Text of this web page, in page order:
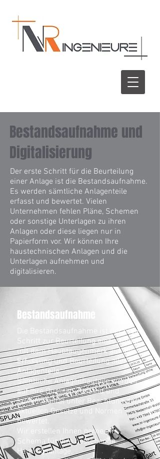
Bestandsaufnahme und
Digitalisierung
Der erste Schritt für die Beurteilung
einer Anlage ist die Bestandsaufnahme.
Es werden sämtliche Anlagenteile
erfasst und bewertet. Vielen
Unternehmen fehlen Pläne, Schemen
oder sonstige Unterlagen zu ihren
Anlagen oder diese liegen nur in
Papierform vor. Wir können Ihre
haustechnischen Anlagen und die
Unterlagen aufnehmen und
digitalisieren.
Bestandsaufnahme
Die Bestandsaufnahme ist der erste
Schritt zur Beurteilung einer Anlage
mit dem Hauptaugenmerk auf die
Erfassung und Beurteilung aller
Anlagenteile.
Sämtliche Anlagenbauteile werden
auf Ihre Qualität, Zustand und
Funktionalität unter Beachtung der
aktuellen Gesetze und Normen
bewertet.
Wir erstellen Ihnen gerne ein
Schema für Ihre bestehende
Heizungsanlage,